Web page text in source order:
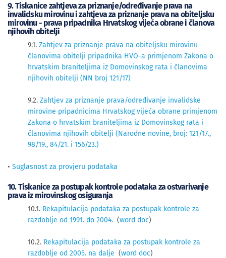
9. Tiskanice zahtjeva za priznanje/određivanje prava na
invalidsku mirovinu i zahtjeva za priznanje prava na obiteljsku
mirovinu - prava pripadnika Hrvatskog vijeća obrane i članova
njihovih obitelji
9.1. Zahtjev za priznanje prava na obiteljsku mirovinu
članovima obitelji pripadnika HVO-a primjenom Zakona o
hrvatskim braniteljima iz Domovinskog rata i članovima
njihovih obitelji (NN broj 121/17)
9.2. Zahtjev za priznanje prava/određivanje invalidske
mirovine pripadnicima Hrvatskog vijeća obrane primjenom
Zakona o hrvatskim braniteljima iz Domovinskog rata i
članovima njihovih obitelji (Narodne novine, broj: 121/17.,
98/19., 84/21. i 156/23.)
• Suglasnost za provjeru podataka
10. Tiskanice za postupak kontrole podataka za ostvarivanje
prava iz mirovinskog osiguranja
10.1. Rekapitulacija podataka za postupak kontrole za
razdoblje od 1991. do 2004. (word doc)
10.2. Rekapitulacija podataka za postupak kontrole za
razdoblje od 2005. na dalje (word doc)